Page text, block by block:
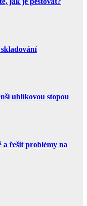
uhlíkovou stopou
a řešit problémy na